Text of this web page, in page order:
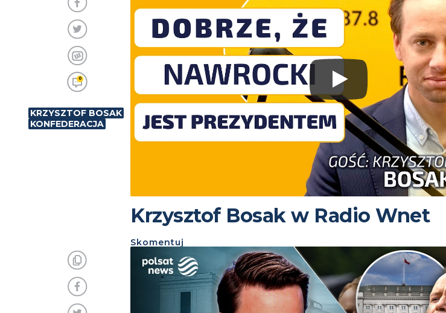
Krzysztof Bosak w Radio Wnet
Skomentuj
0
KRZYSZTOF BOSAK
KONFEDERACJA